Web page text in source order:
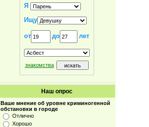
Я
Ищу
от до лет
знакомства
Наш опрос
Ваше мнение об уровне криминогенной
обстановки в городе
Отлично
Хорошо